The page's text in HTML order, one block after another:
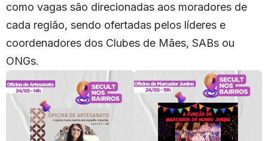
como vagas são direcionadas aos moradores de
cada região, sendo ofertadas pelos líderes e
coordenadores dos Clubes de Mães, SABs ou
ONGs.